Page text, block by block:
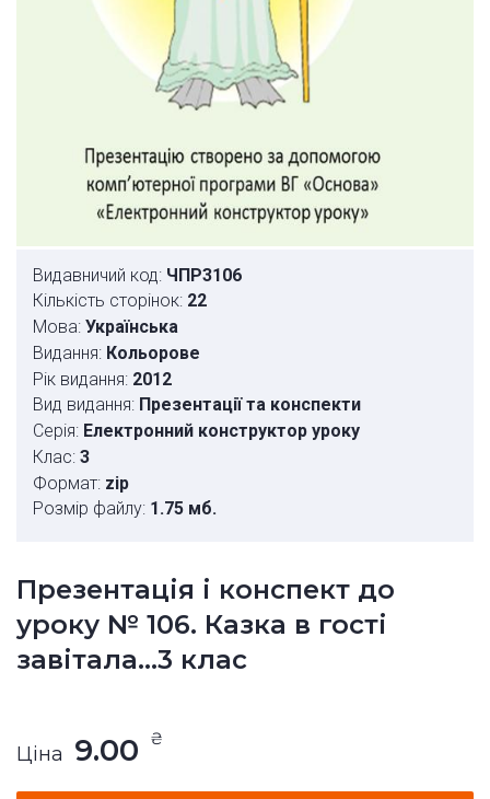
Видавничий код: ЧПР3106
Кількість сторінок: 22
Мова: Українська
Видання: Кольорове
Рік видання: 2012
Вид видання: Презентації та конспекти
Серія: Електронний конструктор уроку
Клас: 3
Формат: zip
Розмір файлу: 1.75 мб.
Презентація і конспект до
уроку № 106. Казка в гості
завітала...3 клас
Ціна 9.00 ₴